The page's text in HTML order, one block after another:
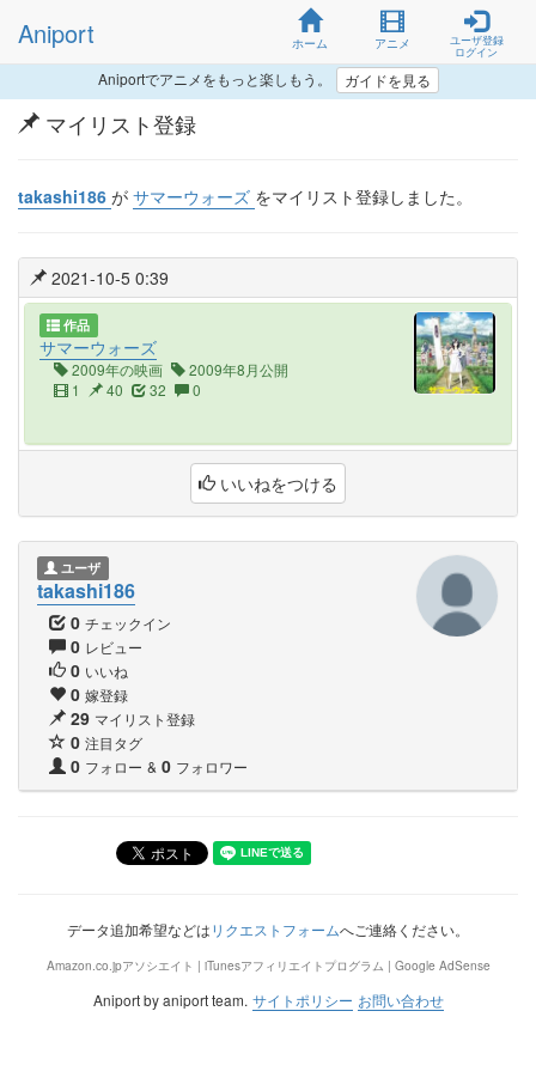
Aniport ホーム アニメ
ユーザ登録
ログイン
Aniportでアニメをもっと楽しもう。 ガイドを見る
マイリスト登録
takashi186 が サマーウォーズ をマイリスト登録しました。
2021-10-5 0:39
作品
サマーウォーズ
2009年の映画
2009年8月公開
1
40 32 0
いいねをつける
ユーザ
takashi186
0 チェックイン
0 レビュー
0 いいね
0 嫁登録
29 マイリスト登録
0 注目タグ
0 フォロー & 0 フォロワー
データ追加希望などはリクエストフォームへご連絡ください。
Amazon.co.jpアソシエイト | iTunesアフィリエイトプログラム | Google AdSense
Aniport by aniport team. サイトポリシー お問い合わせ